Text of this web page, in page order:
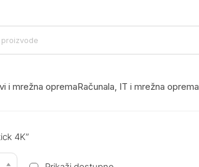
i mrežna opremaRačunala, IT i mrežna oprema
4K”